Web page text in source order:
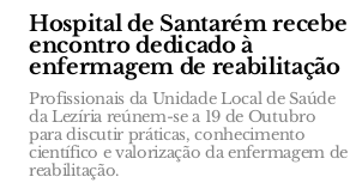
Hospital de Santarém recebe
encontro dedicado à
enfermagem de reabilitação
Profissionais da Unidade Local de Saúde
da Lezíria reúnem-se a 19 de Outubro
para discutir práticas, conhecimento
científico e valorização da enfermagem de
reabilitação.